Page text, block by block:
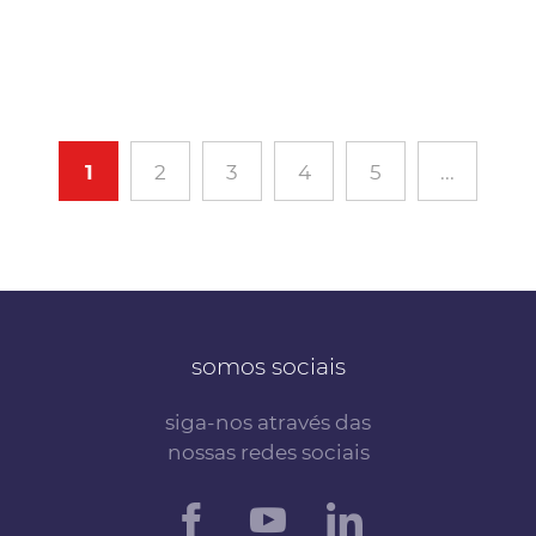
1 2 3 4 5 ...
somos sociais
siga-nos através das
nossas redes sociais